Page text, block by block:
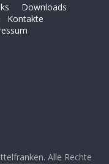
Downloads
Kontakte
. Alle Rechte